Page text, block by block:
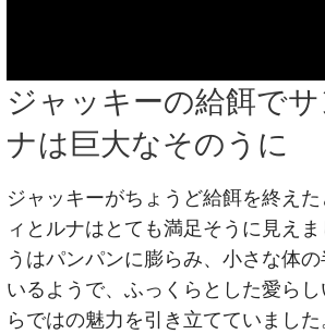
ジャッキーの給餌で
ナは巨大なそのうに
ジャッキーがちょうど給餌を終え
ィとルナはとても満足そうに見え
うはパンパンに膨らみ、小さな体
いるようで、ふっくらとした愛ら
らではの魅力を引き立てていました